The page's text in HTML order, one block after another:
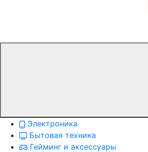
Электроника
Бытовая техника
Гейминг и аксессуары